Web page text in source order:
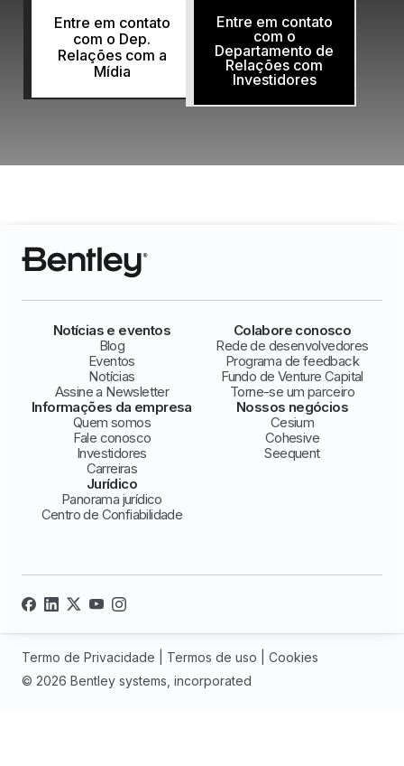
Entre em contato
com o Dep.
Relações com a
Mídia
Entre em contato
com o
Departamento de
Relações com
Investidores
Notícias e eventos
Blog
Eventos
Notícias
Assine a Newsletter
Colabore conosco
Rede de desenvolvedores
Programa de feedback
Fundo de Venture Capital
Torne-se um parceiro
Informações da empresa
Quem somos
Fale conosco
Investidores
Carreiras
Nossos negócios
Cesium
Cohesive
Seequent
Jurídico
Panorama jurídico
Centro de Confiabilidade
© 2026 Bentley systems, incorporated
Termo de Privacidade Termos de uso Cookies